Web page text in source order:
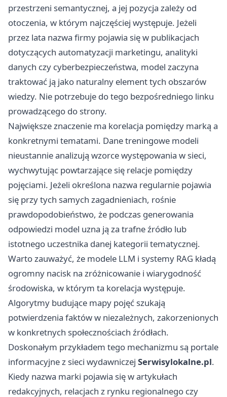
przestrzeni semantycznej, a jej pozycja zależy od
otoczenia, w którym najczęściej występuje. Jeżeli
przez lata nazwa firmy pojawia się w publikacjach
dotyczących automatyzacji marketingu, analityki
danych czy cyberbezpieczeństwa, model zaczyna
traktować ją jako naturalny element tych obszarów
wiedzy. Nie potrzebuje do tego bezpośredniego linku
prowadzącego do strony.
Największe znaczenie ma korelacja pomiędzy marką a
konkretnymi tematami. Dane treningowe modeli
nieustannie analizują wzorce występowania w sieci,
wychwytując powtarzające się relacje pomiędzy
pojęciami. Jeżeli określona nazwa regularnie pojawia
się przy tych samych zagadnieniach, rośnie
prawdopodobieństwo, że podczas generowania
odpowiedzi model uzna ją za trafne źródło lub
istotnego uczestnika danej kategorii tematycznej.
Warto zauważyć, że modele LLM i systemy RAG kładą
ogromny nacisk na zróżnicowanie i wiarygodność
środowiska, w którym ta korelacja występuje.
Algorytmy budujące mapy pojęć szukają
potwierdzenia faktów w niezależnych, zakorzenionych
w konkretnych społecznościach źródłach.
Doskonałym przykładem tego mechanizmu są portale
informacyjne z sieci wydawniczej Serwisylokalne.pl.
Kiedy nazwa marki pojawia się w artykułach
redakcyjnych, relacjach z rynku regionalnego czy